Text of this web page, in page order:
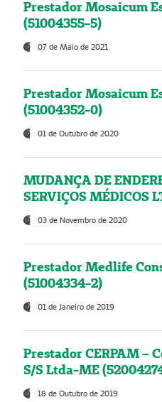
Prestador Mosaicum
(51004355-5)
07 de Maio de 2021
Prestador Mosaicum
(51004352-0)
01 de Outubro de 2020
MUDANÇA DE
SERVIÇOS MÉDICOS
03 de Novembro de 2020
Prestador Medlife
(51004334-2)
01 de Janeiro de 2019
Prestador CERPAM –
S/S Ltda-ME
18 de Outubro de 2019